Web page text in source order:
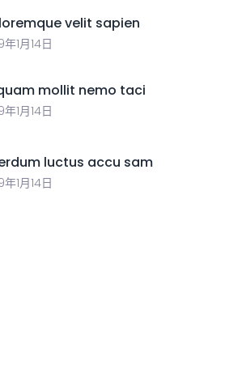
velit sapien
年1月14日
mollit nemo taci
年1月14日
luctus accu sam
年1月14日